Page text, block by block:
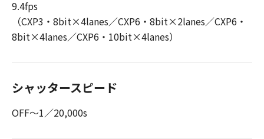
9.4fps
（CXP3・8bit×4lanes／CXP6・8bit×2lanes／CXP6・
8bit×4lanes／CXP6・10bit×4lanes）
シャッタースピード
OFF～1／20,000s